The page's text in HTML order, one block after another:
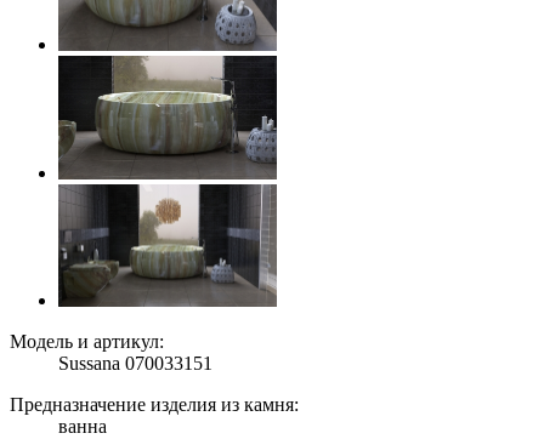
Модель и артикул:
Sussana 070033151
Предназначение изделия из камня:
ванна